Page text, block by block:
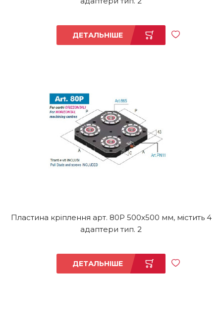
ДЕТАЛЬНІШЕ
Пластина кріплення арт. 80P 500x500 мм, містить 4
адаптери тип. 2
ДЕТАЛЬНІШЕ